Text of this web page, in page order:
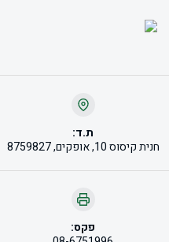
ת.ד:
חנית קיסוס 10, אופקים, 8759827
פקס: